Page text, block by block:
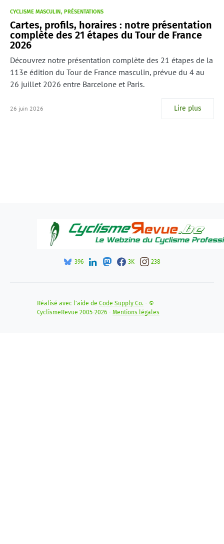
CYCLISME MASCULIN PRÉSENTATIONS
Cartes, profils, horaires : notre présentation
complète des 21 étapes du Tour de France
2026
Découvrez notre présentation complète des 21 étapes de la
113e édition du Tour de France masculin, prévue du 4 au
26 juillet 2026 entre Barcelone et Paris.
26 juin 2026 Lire plus
396 3K 238
Réalisé avec l'aide de Code Supply Co. - ©
CyclismeRevue 2005-2026 - Mentions légales